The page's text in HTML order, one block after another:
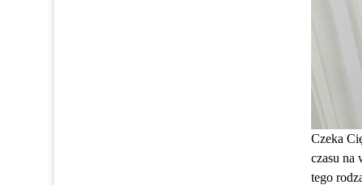
Czeka
czasu na
tego